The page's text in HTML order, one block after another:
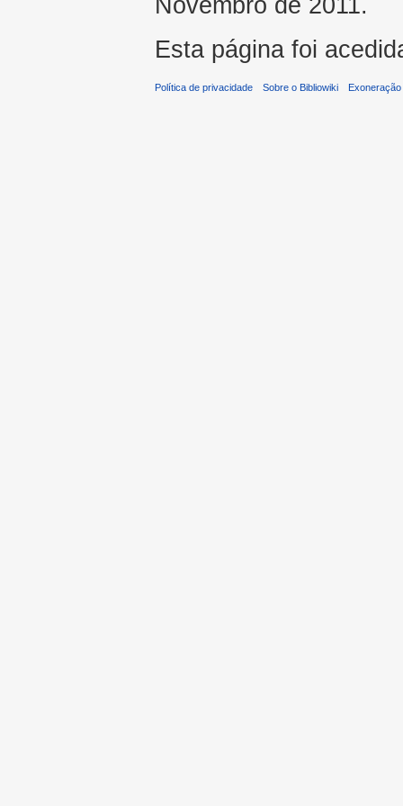
Esta página foi
Política de privacidade Sobre o Bibliowiki